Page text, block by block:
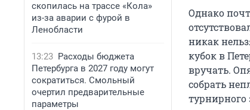
скопилась на трассе «Кола»
из-за аварии с фурой в
Ленобласти
13:23 Расходы бюджета
Петербурга в 2027 году могут
сократиться. Смольный
очертил предварительные
параметры
Однако
никак
кубок в
вручать.
собрать
турнирного